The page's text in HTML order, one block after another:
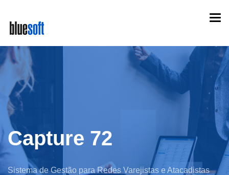
main
content
Capture 72
Sistema de Gestão para Redes Varejistas e Atacadistas